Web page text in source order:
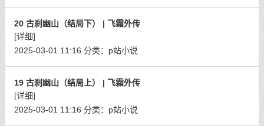
20 古刹幽山（结局下） | 飞霜外传
[详细]
2025-03-01 11:16 分类： p站小说
19 古刹幽山（结局上） | 飞霜外传
[详细]
2025-03-01 11:16 分类： p站小说